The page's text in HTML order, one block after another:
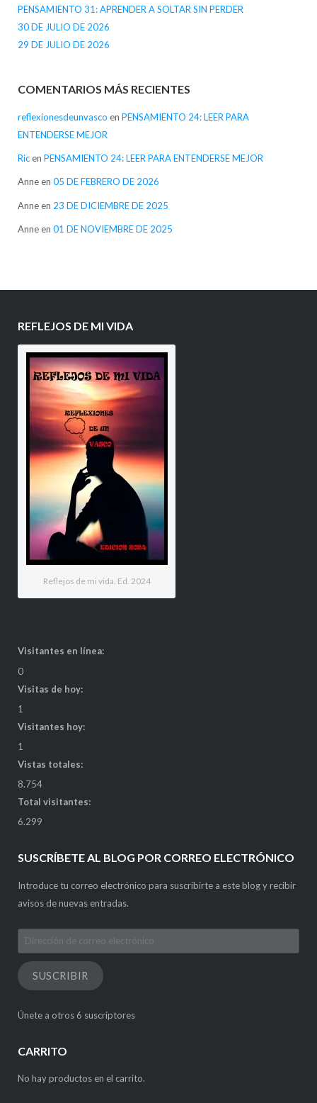
PENSAMIENTO 31: APRENDER A SOLTAR SIN PERDER
30 DE JULIO DE 2026
29 DE JULIO DE 2026
COMENTARIOS MÁS RECIENTES
reflexionesdeunvasco en PENSAMIENTO 24: LEER PARA
ENTENDERSE MEJOR
Ricen PENSAMIENTO 24: LEER PARA ENTENDERSE MEJOR
Anneen 05 DE FEBRERO DE 2026
Anneen 23 DE DICIEMBRE DE 2025
Anneen 01 DE NOVIEMBRE DE 2025
REFLEJOS DE MI VIDA
Reflejos de mi vida. Ed. 2024
Visitantes en línea:
0
Visitas de hoy:
1
Visitantes hoy:
1
Vistas totales:
8.754
Total visitantes:
6.299
SUSCRÍBETE AL BLOG POR CORREO ELECTRÓNICO
Introduce tu correo electrónico para suscribirte a este blog y recibir
avisos de nuevas entradas.
Dirección
de
correo
electrónico
SUSCRIBIR
Únete a otros 6 suscriptores
CARRITO
No hay productos en el carrito.